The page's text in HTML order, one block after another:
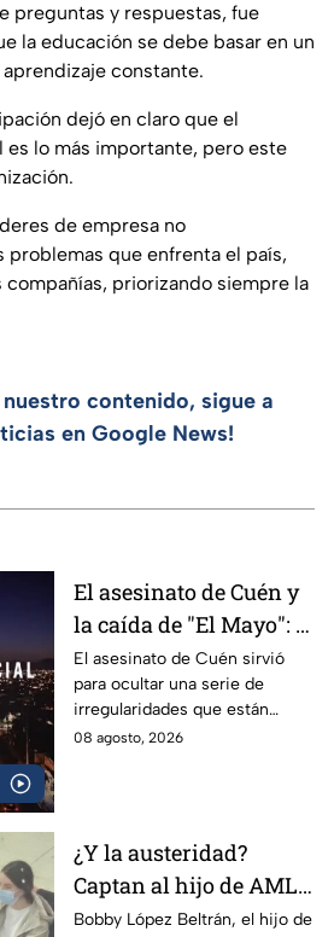
preguntas y respuestas, fue
la educación se debe basar en un
constante.
dejó en claro que el
es lo más importante, pero este
de empresa no
que enfrenta el país,
compañías, priorizando siempre la
nuestro contenido, sigue a
en Google News!
El asesinato de Cuén y
la caída de "El Mayo": la
trama del narco y
corrupción en Sinaloa
El asesinato de Cuén sirvió
para ocultar una serie de
irregularidades que están
relacionadas con la detención
08 agosto, 2026
¿Y la austeridad?
Captan al hijo de AMLO
en uno de los
Bobby López Beltrán, el hijo de